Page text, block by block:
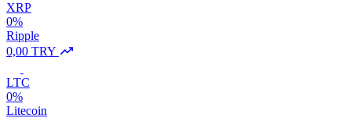
XRP
0%
Ripple
0,00 TRY
LTC
0%
Litecoin